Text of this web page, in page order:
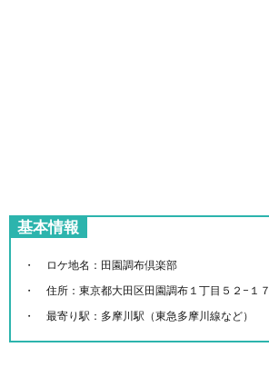
基本情報
ロケ地名：田園調布倶楽部
住所：東京都大田区田園調布１丁目５２−１７
最寄り駅：多摩川駅（東急多摩川線など）